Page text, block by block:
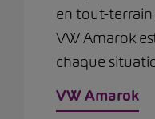
en tout-terrain
VW Amarok
chaque
VW Amarok